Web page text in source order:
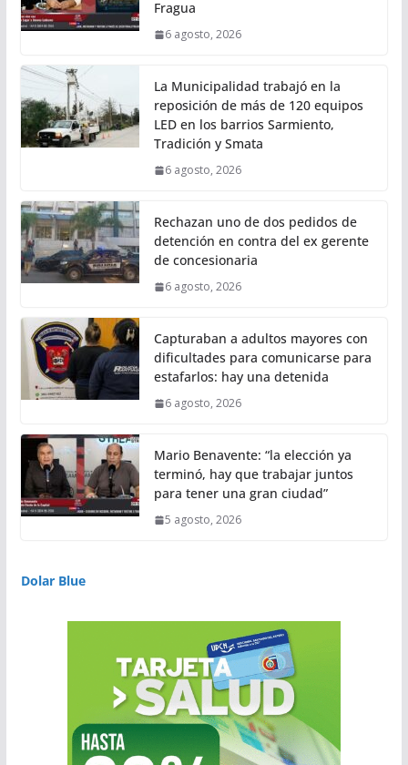
Fragua
6 agosto, 2026
La Municipalidad trabajó en la
reposición de más de 120 equipos
LED en los barrios Sarmiento,
Tradición y Smata
6 agosto, 2026
Rechazan uno de dos pedidos de
detención en contra del ex gerente
de concesionaria
6 agosto, 2026
Capturaban a adultos mayores con
dificultades para comunicarse para
estafarlos: hay una detenida
6 agosto, 2026
Mario Benavente: “la elección ya
terminó, hay que trabajar juntos
para tener una gran ciudad”
5 agosto, 2026
Dolar Blue